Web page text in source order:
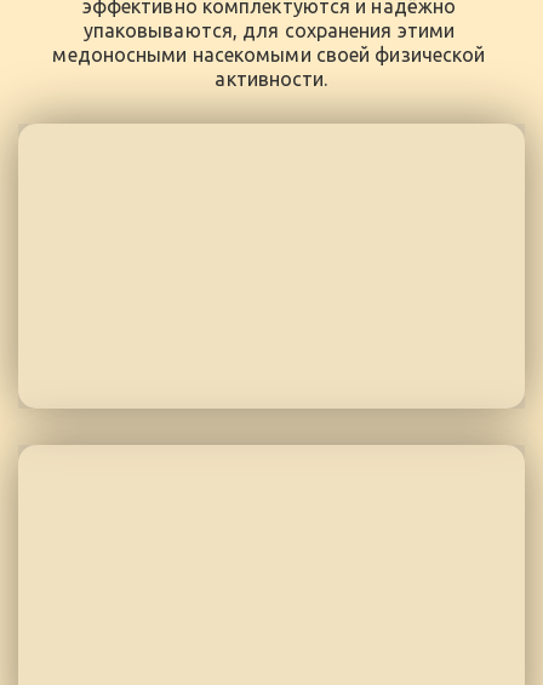
эффективно комплектуются и надёжно
упаковываются, для сохранения этими
медоносными насекомыми своей физической
активности.